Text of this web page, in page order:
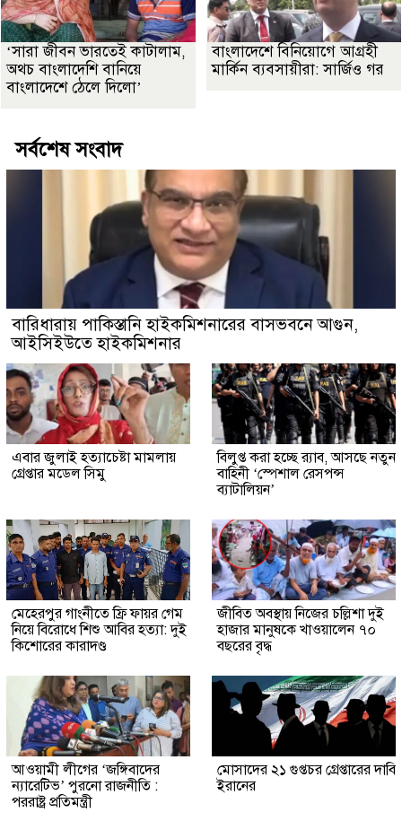
‘সারা জীবন ভারতেই কাটালাম,
অথচ বাংলাদেশি বানিয়ে
বাংলাদেশে ঠেলে দিলো’
বাংলাদেশে বিনিয়োগে আগ্রহী
মার্কিন ব্যবসায়ীরা: সার্জিও গর
সর্বশেষ সংবাদ
বারিধারায় পাকিস্তানি হাইকমিশনারের বাসভবনে আগুন,
আইসিইউতে হাইকমিশনার
এবার জুলাই হত্যাচেষ্টা মামলায়
গ্রেপ্তার মডেল সিমু
বিলুপ্ত করা হচ্ছে র‍্যাব, আসছে নতুন
বাহিনী ‘স্পেশাল রেসপন্স
ব্যাটালিয়ন’
মেহেরপুর গাংনীতে ফ্রি ফায়র গেম
নিয়ে বিরোধে শিশু আবির হত্যা: দুই
কিশোরের কারাদণ্ড
জীবিত অবস্থায় নিজের চল্লিশা দুই
হাজার মানুষকে খাওয়ালেন ৭০
বছরের বৃদ্ধ
আওয়ামী লীগের ‘জঙ্গিবাদের
ন্যারেটিভ’ পুরনো রাজনীতি :
পররাষ্ট্র প্রতিমন্ত্রী
মোসাদের ২১ গুপ্তচর গ্রেপ্তারের দাবি
ইরানের